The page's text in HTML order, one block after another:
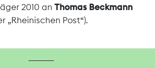
2010 an Thomas Beckmann
„Rheinischen Post“).